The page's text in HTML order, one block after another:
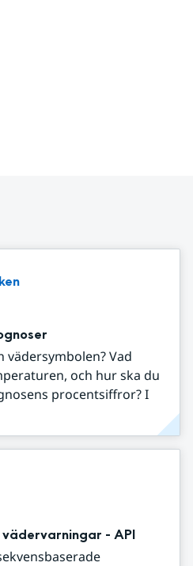
vädersymbolen? Vad
och hur ska du
procentsiffror? I
- API